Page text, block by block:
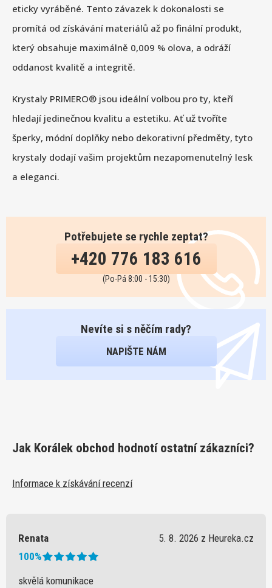
eticky vyráběné. Tento závazek k dokonalosti se
promítá od získávání materiálů až po finální produkt,
který obsahuje maximálně 0,009 % olova, a odráží
oddanost kvalitě a integritě.
Krystaly PRIMERO® jsou ideální volbou pro ty, kteří
hledají jedinečnou kvalitu a estetiku. Ať už tvoříte
šperky, módní doplňky nebo dekorativní předměty, tyto
krystaly dodají vašim projektům nezapomenutelný lesk
a eleganci.
Potřebujete se rychle zeptat?
+420 776 183 616
(Po-Pá 8:00 - 15:30)
Nevíte si s něčím rady?
NAPIŠTE NÁM
Jak Korálek obchod hodnotí ostatní zákazníci?
Informace k získávání recenzí
Renata
5. 8. 2026 z Heureka.cz
100%
skvělá komunikace